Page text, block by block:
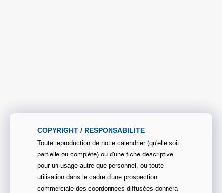
COPYRIGHT / RESPONSABILITE
Toute reproduction de notre calendrier (qu'elle soit
partielle ou complète) ou d'une fiche descriptive
pour un usage autre que personnel, ou toute
utilisation dans le cadre d'une prospection
commerciale des coordonnées diffusées donnera